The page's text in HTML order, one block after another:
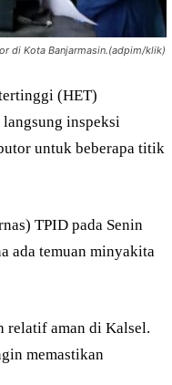
di Kota Banjarmasin.(adpim/klik)
(HET)
inspeksi
untuk beberapa titik
TPID pada Senin
ada temuan minyakita
relatif aman di Kalsel.
memastikan